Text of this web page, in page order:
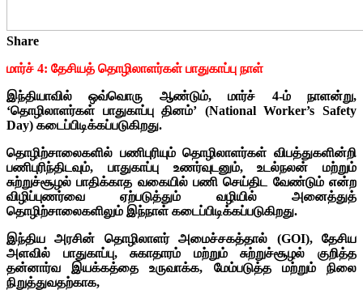
Share
மார்ச் 4: தேசியத் தொழிலாளர்கள் பாதுகாப்பு நாள்
இந்தியாவில் ஒவ்வொரு ஆண்டும், மார்ச் 4-ம் நாளன்று,
‘தொழிலாளர்கள் பாதுகாப்பு தினம்’ (National Worker’s Safety
Day) கடைப்பிடிக்கப்படுகிறது.
தொழிற்சாலைகளில் பணிபுரியும் தொழிலாளர்கள் விபத்துகளின்றி
பணிபுரிந்திடவும், பாதுகாப்பு உணர்வுடனும், உடல்நலன் மற்றும்
சுற்றுச்சூழல் பாதிக்காத வகையில் பணி செய்திட வேண்டும் என்ற
விழிப்புணர்வை ஏற்படுத்தும் வழியில் அனைத்துத்
தொழிற்சாலைகளிலும் இந்நாள் கடைப்பிடிக்கப்படுகிறது.
இந்திய அரசின் தொழிலாளர் அமைச்சகத்தால் (GOI), தேசிய
அளவில் பாதுகாப்பு, சுகாதாரம் மற்றும் சுற்றுச்சூழல் குறித்த
தன்னார்வ இயக்கத்தை உருவாக்க, மேம்படுத்த மற்றும் நிலை
நிறுத்துவதற்காக,